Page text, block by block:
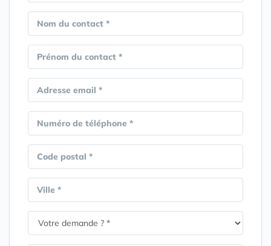
Nom du contact *
Prénom du contact *
Adresse email *
Numéro de téléphone *
Code postal *
Ville *